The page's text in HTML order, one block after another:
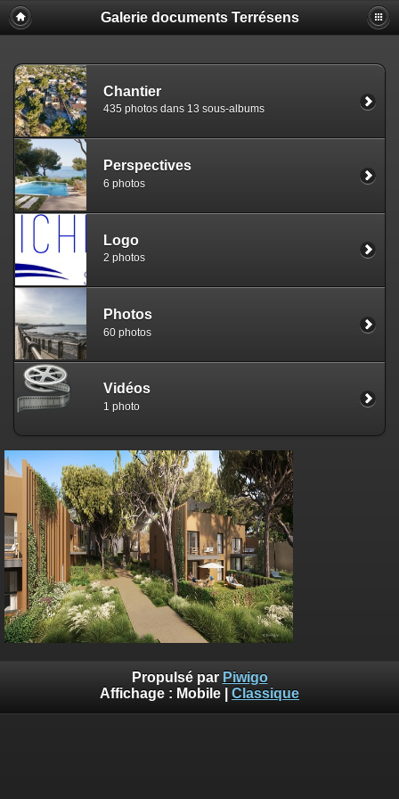
Galerie documents Terrésens
Chantier
435 photos dans 13 sous-albums
Perspectives
6 photos
Logo
2 photos
Photos
60 photos
Vidéos
1 photo
Propulsé par Piwigo
Affichage : Mobile Classique